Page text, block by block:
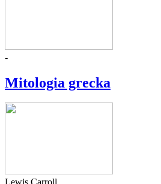
-
Mitologia grecka